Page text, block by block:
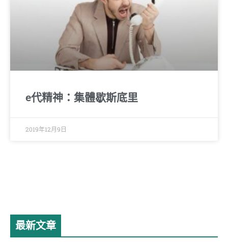
e代精神：集體歇斯底里
2019年12月9日
最新文章